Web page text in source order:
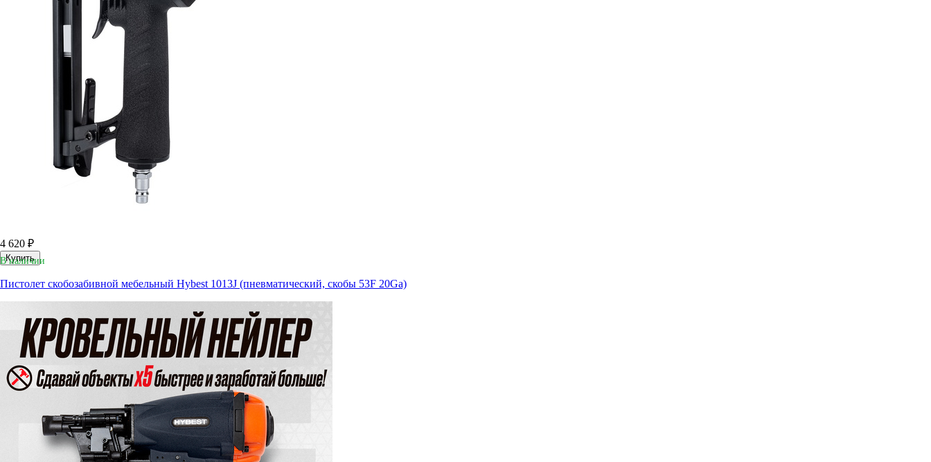
4 620 ₽
Купить
В наличии
Пистолет скобозабивной мебельный Hybest 1013J (пневматический, скобы 53F 20Ga)